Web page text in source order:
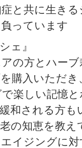
と共に生き
っています
ェ』
の方とハー
購入いただ
楽しい記憶
和される方
の知恵を教
イジングに